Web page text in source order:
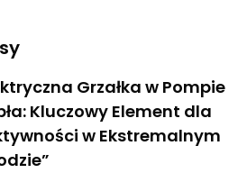
Grzałka w Pompie
Kluczowy Element dla
w Ekstremalnym